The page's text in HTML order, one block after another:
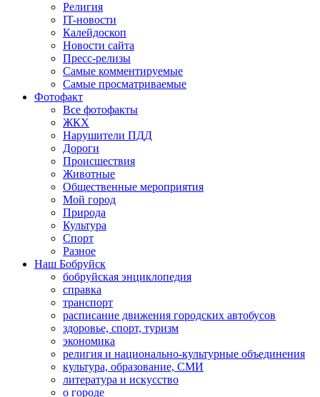
Религия
IT-новости
Калейдоскоп
Новости сайта
Пресс-релизы
Самые комментируемые
Самые просматриваемые
Фотофакт
Все фотофакты
ЖКХ
Нарушители ПДД
Дороги
Происшествия
Животные
Общественные мероприятия
Мой город
Природа
Культура
Спорт
Разное
Наш Бобруйск
бобруйская энциклопедия
справка
транспорт
расписание движения городских автобусов
здоровье, спорт, туризм
экономика
религия и национально-культурные объединения
культура, образование, СМИ
литература и искусство
о городе